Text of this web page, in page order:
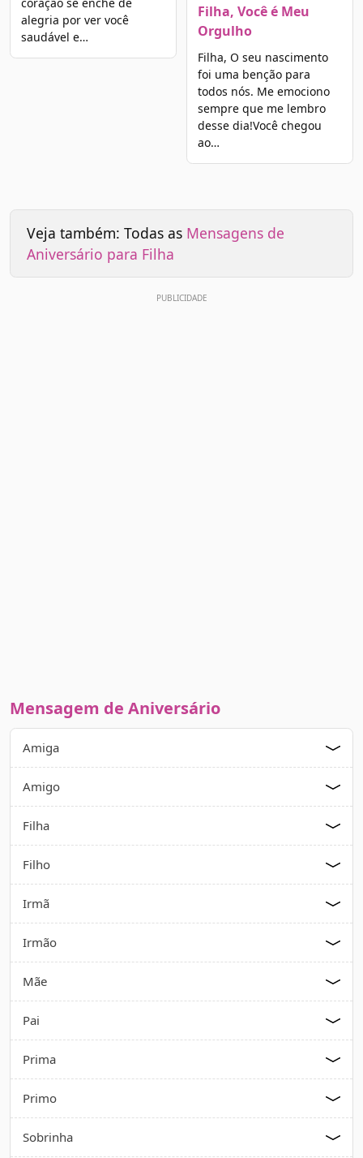
coração se enche de
alegria por ver você
saudável e…
Filha, Você é Meu
Orgulho
Filha, O seu nascimento
foi uma benção para
todos nós. Me emociono
sempre que me lembro
desse dia!Você chegou
ao…
Veja também: Todas as Mensagens de
Aniversário para Filha
Mensagem de Aniversário
Amiga
Amigo
Filha
Filho
Irmã
Irmão
Mãe
Pai
Prima
Primo
Sobrinha